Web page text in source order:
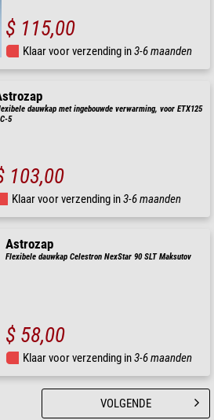
$ 115,00
Klaar voor verzending in3-6 maanden
dauwkap met ingebouwde verwarming, voor ETX125
5
103,00
Klaar voor verzending in3-6 maanden
Astrozap
Flexibele dauwkap Celestron NexStar 90 SLT Maksutov
$ 58,00
Klaar voor verzending in3-6 maanden
VOLGENDE